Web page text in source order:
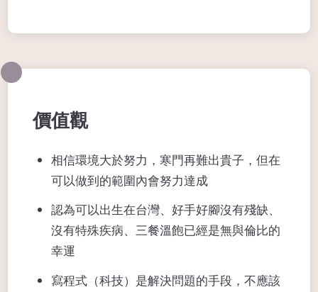
價值觀
相信環境大於努力，寒門再難出貴子，但在
可以做到的範圍內會努力達成
認為可以出生在台灣、好手好腳沒有殘缺、
沒有特殊疾病、三餐溫飽已經是無與倫比的
幸運
寫程式（科技）是解決問題的手段，不應該